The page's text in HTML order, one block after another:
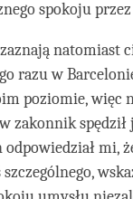
spokoju
natomiast
razu w
poziomie, więc
zakonnik
mi,